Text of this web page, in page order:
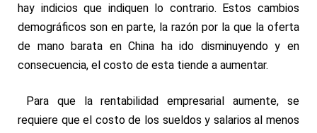
hay indicios que indiquen lo contrario. Estos cambios
demográficos son en parte, la razón por la que la oferta
de mano barata en China ha ido disminuyendo y en
consecuencia, el costo de esta tiende a aumentar.
Para que la rentabilidad empresarial aumente, se
requiere que el costo de los sueldos y salarios al menos